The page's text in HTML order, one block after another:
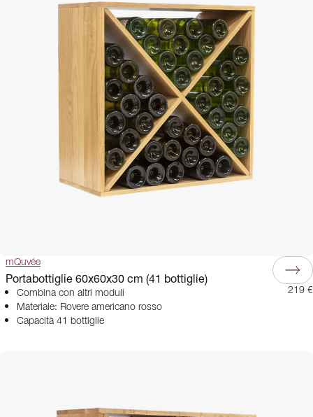
mQuvée
Portabottiglie 60x60x30 cm (41 bottiglie)
Combina con altri moduli
Materiale: Rovere americano rosso
Capacità 41 bottiglie
219 €